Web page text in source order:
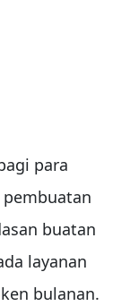
para
buatan
layanan
bulanan.